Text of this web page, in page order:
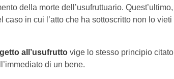
della morte dell’usufruttuario. Quest’ultimo,
in cui l’atto che ha sottoscritto non lo vieti
all’usufrutto vige lo stesso principio citato
di un bene.